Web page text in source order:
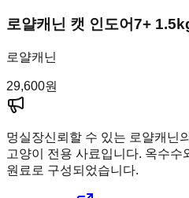
로얄캐닌 캣 인도어7+
로얄캐닌
29,600원
멍실장신뢰할 수 있는 로얄캐닌
고양이 전용 사료입니다. 옥수수
원료로 구성되었습니다.